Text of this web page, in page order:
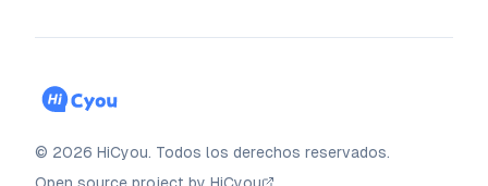
© 2026 HiCyou. Todos los derechos reservados.